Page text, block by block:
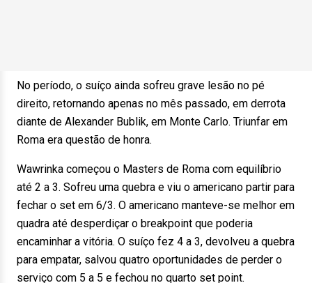
No período, o suíço ainda sofreu grave lesão no pé
direito, retornando apenas no mês passado, em derrota
diante de Alexander Bublik, em Monte Carlo. Triunfar em
Roma era questão de honra.
Wawrinka começou o Masters de Roma com equilíbrio
até 2 a 3. Sofreu uma quebra e viu o americano partir para
fechar o set em 6/3. O americano manteve-se melhor em
quadra até desperdiçar o breakpoint que poderia
encaminhar a vitória. O suíço fez 4 a 3, devolveu a quebra
para empatar, salvou quatro oportunidades de perder o
serviço com 5 a 5 e fechou no quarto set point.